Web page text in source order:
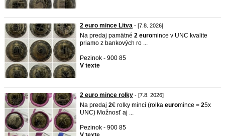
2 euro mince Litva - [7.8. 2026]
Na predaj pamätné 2 euromince v UNC kvalite
priamo z bankových ro ...
Pezinok - 900 85
V texte
2 euro mince rolky - [7.8. 2026]
Na predaj 2€ rolky mincí (rolka euromince = 25x
UNC) Možnosť aj ...
Pezinok - 900 85